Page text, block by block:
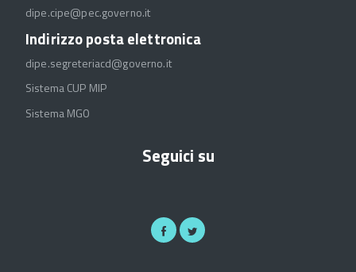
dipe.cipe@pec.governo.it
Indirizzo posta elettronica
dipe.segreteriacd@governo.it
Sistema CUP MIP
Sistema MGO
Seguici su